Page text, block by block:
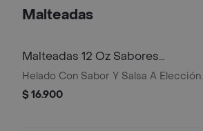
Malteadas
Malteadas 12 Oz Sabores
Tradicionales
Helado Con Sabor Y Salsa A Elección.
$ 16.900